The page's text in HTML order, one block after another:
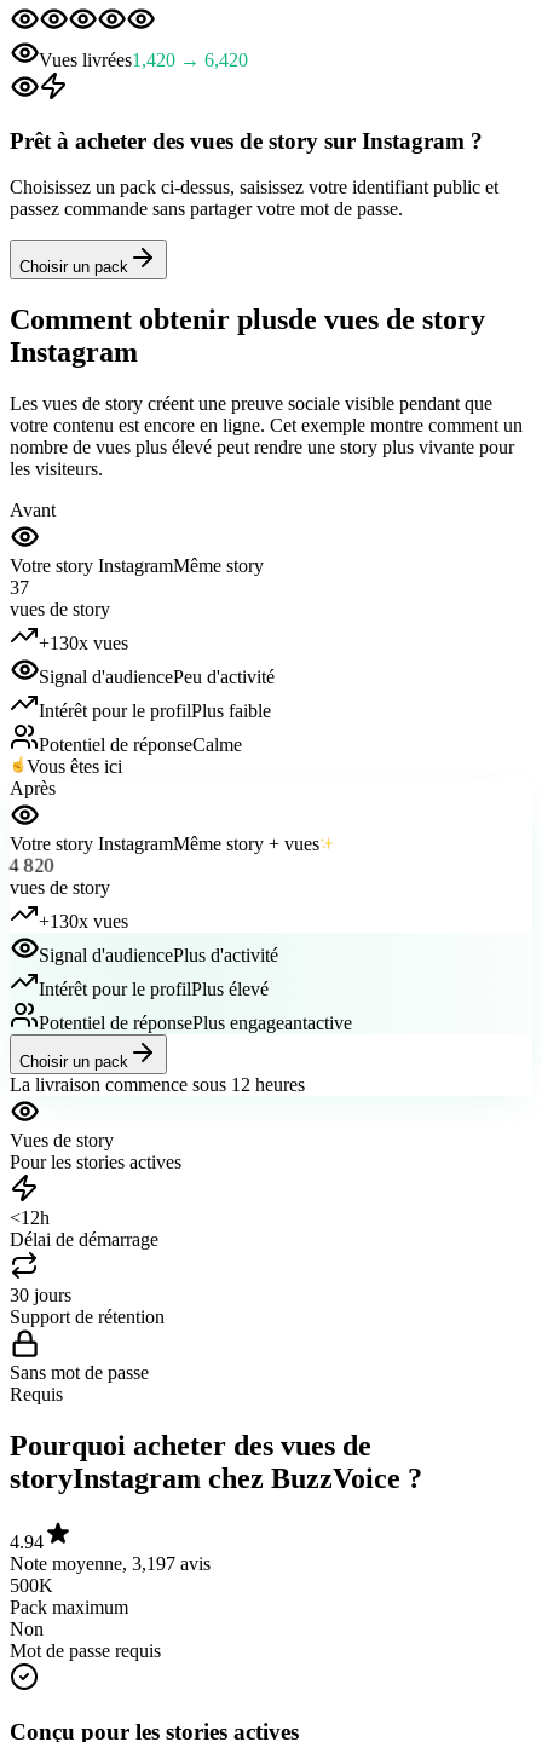
Vues livrées 1,420 → 6,420
Choisissez un pack ci-dessus, saisissez votre identifiant public et
passez commande sans partager votre mot de passe.
Choisir un pack
Instagram
votre contenu est encore en ligne. Cet exemple montre comment un
nombre de vues plus élevé peut rendre une story plus vivante pour
les visiteurs.
Votre story Instagram
37
vues de story
+130x vues
Signal d'audience
Intérêt pour le profilPlus faible
Potentiel de réponseCalme
Vous êtes ici
Après
Votre story Instagram
4 820
vues de story
+130x vues
Signal d'audience
Intérêt pour le profilPlus élevé
Potentiel de réponsePlus engageant
Choisir un pack
La livraison commence sous 12 heures
Vues de story
Pour les stories actives
<12h
Délai de démarrage
30 jours
Support de rétention
Sans mot de passe
Requis
storyInstagram chez BuzzVoice ?
Note moyenne, 3,197 avis
500K
Pack maximum
Non
Mot de passe requis